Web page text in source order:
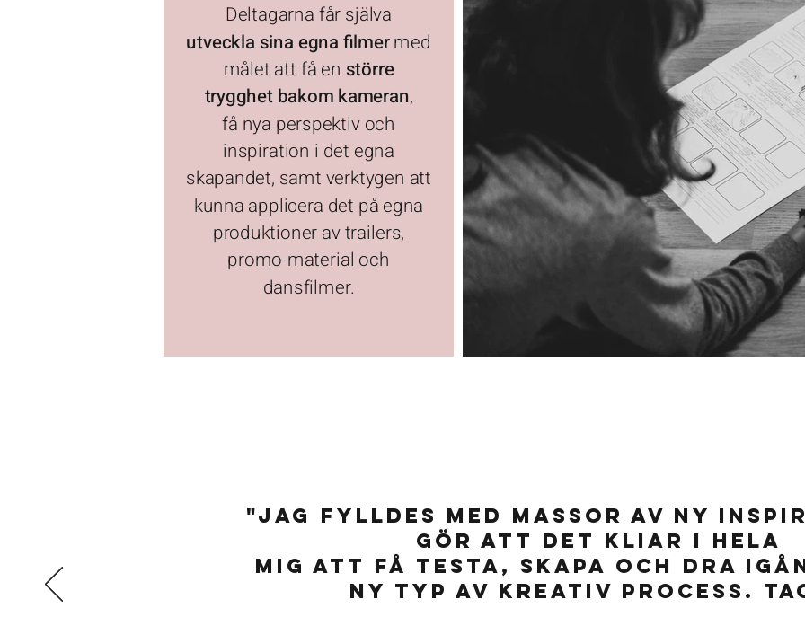
Deltagarna får själva
utveckla sina egna filmermed
målet att få en större
trygghet bakom kameran,
få nya perspektiv och
inspiration i det egna
skapandet, samt verktygen att
kunna applicera det på egna
produktioner av trailers,
promo-material och
dansfilmer.
"Jag fylldes med massor av ny
gör att det kliar i hela
mig att få testa, skapa och dra
ny typ av kreativ process.